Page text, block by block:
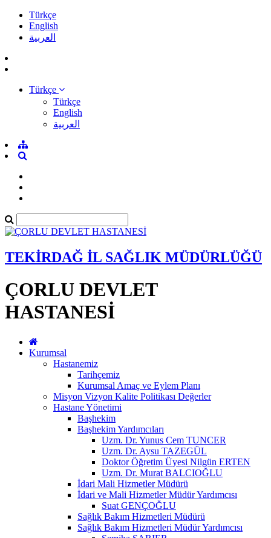
Türkçe
English
العربية
Türkçe
Türkçe
English
العربية
TEKİRDAĞ İL SAĞLIK MÜDÜRLÜĞÜ
ÇORLU DEVLET
HASTANESİ
Kurumsal
Hastanemiz
Tarihçemiz
Kurumsal Amaç ve Eylem Planı
Misyon Vizyon Kalite Politikası Değerler
Hastane Yönetimi
Başhekim
Başhekim Yardımcıları
Uzm. Dr. Yunus Cem TUNCER
Uzm. Dr. Aysu TAZEGÜL
Doktor Öğretim Üyesi Nilgün ERTEN
Uzm. Dr. Murat BALCIOĞLU
İdari Mali Hizmetler Müdürü
İdari ve Mali Hizmetler Müdür Yardımcısı
Suat GENÇOĞLU
Sağlık Bakım Hizmetleri Müdürü
Sağlık Bakım Hizmetleri Müdür Yardımcısı